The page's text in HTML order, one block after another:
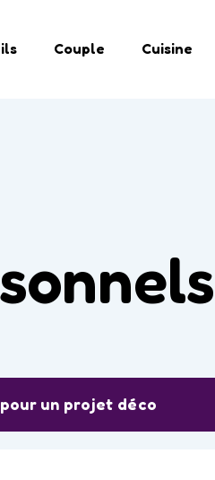
Couple Cuisine
un projet déco